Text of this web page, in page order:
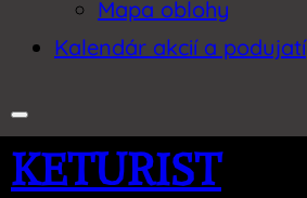
Mapa oblohy
Kalendár akcií a podujatí
KETURIST